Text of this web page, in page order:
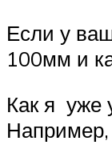
Если у
100мм и
Как я уже